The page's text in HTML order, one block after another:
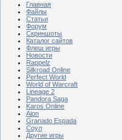
Главная
Файлы
Статьи
Форум
Скриншоты
Каталог сайтов
Флеш игры
Новости
Rappelz
Silkroad Online
Perfect World
World of Warcraft
Lineage 2
Pandora Saga
Karos Online
Aion
Granado Espada
Соул
Другие игры